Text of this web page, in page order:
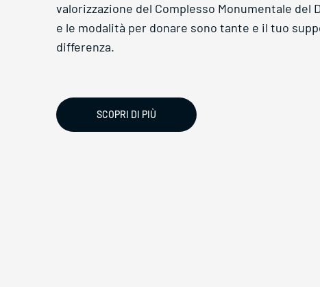
valorizzazione del Complesso Monumentale del
e le modalità per donare sono tante e il tuo
differenza.
SCOPRI DI PIÙ